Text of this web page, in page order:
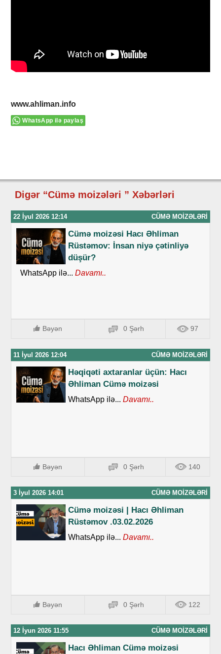
www.ahliman.info
WhatsApp ilə paylaş
Digər “Cümə moizələri ” Xəbərləri
22 İyul 2026 12:14 CÜMƏ MOIZƏLƏRI
Cümə moizəsi Hacı Əhliman
Rüstəmov: İnsan niyə çətinliyə
düşür?
WhatsApp ilə... Davamı..
Bəyən 0 Şərh 97
11 İyul 2026 12:04 CÜMƏ MOIZƏLƏRI
Həqiqəti axtaranlar üçün: Hacı
Əhliman Cümə moizəsi
WhatsApp ilə... Davamı..
Bəyən 0 Şərh 140
3 İyul 2026 14:01 CÜMƏ MOIZƏLƏRI
Cümə moizəsi | Hacı Əhliman
Rüstəmov .03.02.2026
WhatsApp ilə... Davamı..
Bəyən 0 Şərh 122
12 İyun 2026 11:55 CÜMƏ MOIZƏLƏRI
Hacı Əhliman Cümə moizəsi